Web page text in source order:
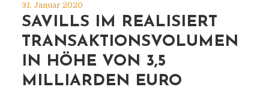
31. Januar 2020
SAVILLS IM REALISIERT
TRANSAKTIONSVOLUMEN
IN HÖHE VON 3,5
MILLIARDEN EURO